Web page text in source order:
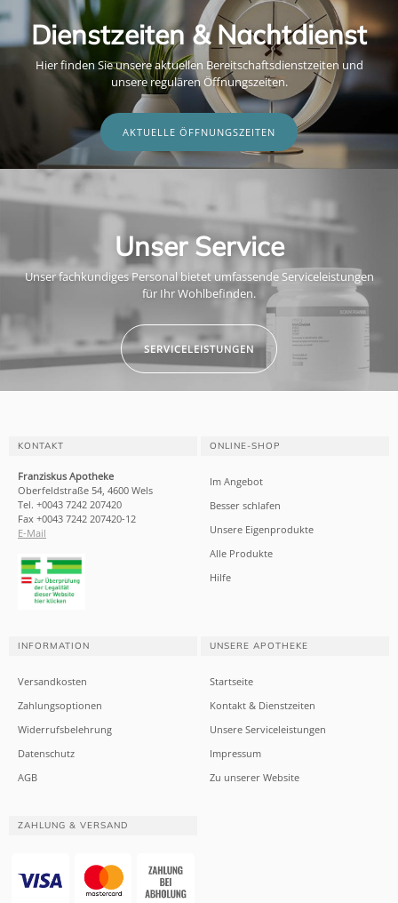
Dienstzeiten & Nachtdienst
Hier finden Sie unsere aktuellen Bereitschaftsdienstzeiten und
unsere regulären Öffnungszeiten.
AKTUELLE ÖFFNUNGSZEITEN
Unser Service
Unser fachkundiges Personal bietet umfassende Serviceleistungen
für Ihr Wohlbefinden.
SERVICELEISTUNGEN
KONTAKT
Franziskus Apotheke
Oberfeldstraße 54, 4600 Wels
Tel. +0043 7242 207420
Fax +0043 7242 207420-12
E-Mail
ONLINE-SHOP
Im Angebot
Besser schlafen
Unsere Eigenprodukte
Alle Produkte
Hilfe
INFORMATION
Versandkosten
Zahlungsoptionen
Widerrufsbelehrung
Datenschutz
AGB
UNSERE APOTHEKE
Startseite
Kontakt & Dienstzeiten
Unsere Serviceleistungen
Impressum
Zu unserer Website
ZAHLUNG & VERSAND